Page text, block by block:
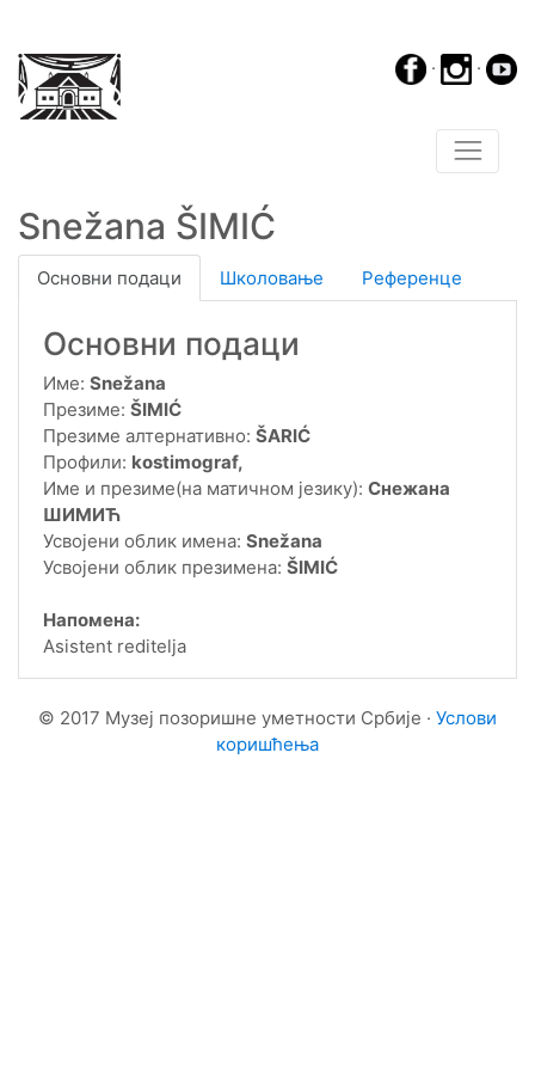
· ·
Snežana ŠIMIĆ
Основни подаци Школовање Референце
Основни подаци
Име: Snežana
Презиме: ŠIMIĆ
Презиме алтернативно: ŠARIĆ
Профили: kostimograf,
Име и презиме(на матичном језику): Снежана
ШИМИЋ
Усвојени облик имена: Snežana
Усвојени облик презимена: ŠIMIĆ
Напомена:
Asistent reditelja
© 2017 Музеј позоришне уметности Србије · Услови
коришћења